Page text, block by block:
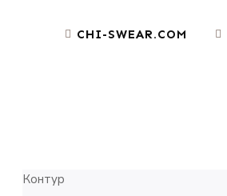
CHI-SWEAR.COM
Контур